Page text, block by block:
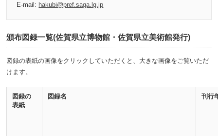
E-mail: hakubi@pref.saga.lg.jp
頒布図録一覧(佐賀県立博物館・佐賀県立美術館発行)
図録の表紙の画像をクリックしていただくと、大きな画像を ご覧いただ
けます。
図録の
表紙
図録名 刊行